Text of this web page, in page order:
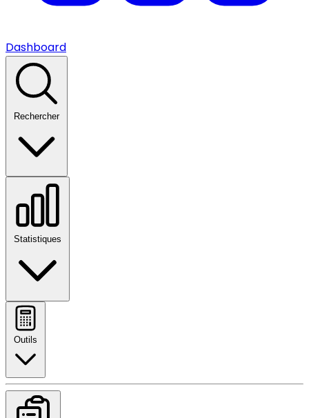
Dashboard
Rechercher
Statistiques
Outils